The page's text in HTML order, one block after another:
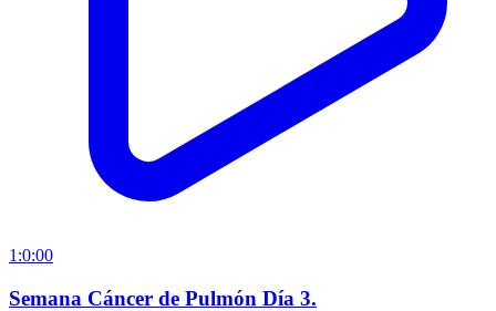
1:0:00
Semana Cáncer de Pulmón Día 3.